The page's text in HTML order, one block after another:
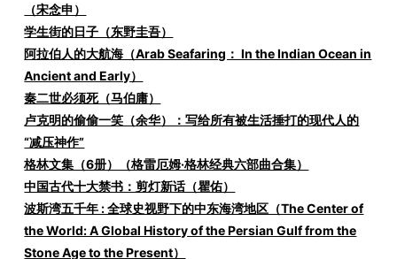
（宋念申）
学生街的日子（东野圭吾）
阿拉伯人的大航海（Arab Seafaring： In the Indian Ocean in
Ancient and Early）
秦二世必须死（马伯庸）
卢克明的偷偷一笑（余华）：写给所有被生活捶打的现代人的
“减压神作”
格林文集（6册）（格雷厄姆·格林经典六部曲合集）
中国古代十大禁书：剪灯新话（瞿佑）
波斯湾五千年 : 全球史视野下的中东海湾地区（The Center of
the World: A Global History of the Persian Gulf from the
Stone Age to the Present）